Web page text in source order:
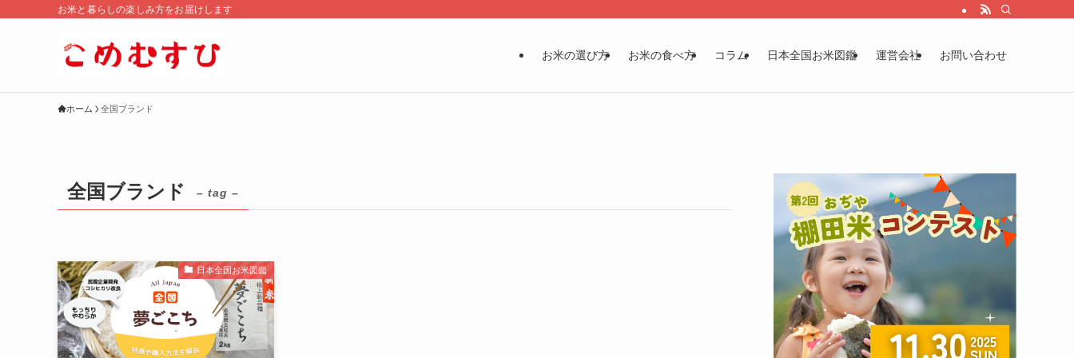
お米と暮らしの楽しみ方をお届けします
お米の選び方 お米の食べ方 コラム 日本全国お米図鑑 運営会社 お問い合わせ
ホーム 全国ブランド
全国ブランド – tag –
日本全国お米図鑑